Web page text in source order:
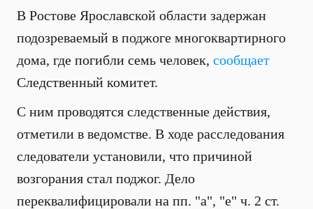
В Ростове Ярославской области задержан
подозреваемый в поджоге многоквартирного
дома, где погибли семь человек, сообщает
Следственный комитет.
С ним проводятся следственные действия,
отметили в ведомстве. В ходе расследования
следователи установили, что причиной
возгорания стал поджог. Дело
переквалифицировали на пп. "а", "е" ч. 2 ст.